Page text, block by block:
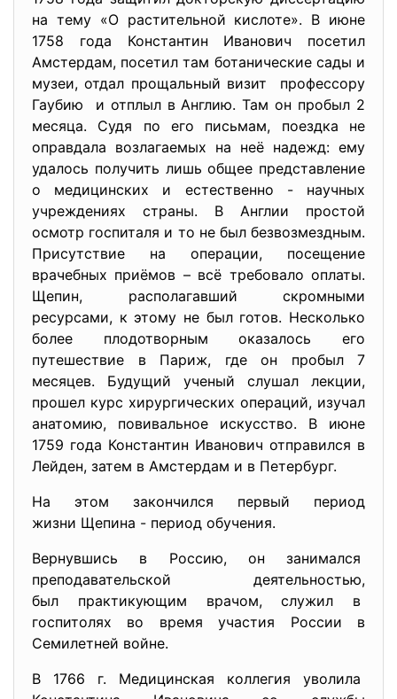
на тему «О растительной кислоте». В июне
1758 года Константин Иванович посетил
Амстердам, посетил там ботанические сады и
музеи, отдал прощальный визит профессору
Гаубию и отплыл в Англию. Там он пробыл 2
месяца. Судя по его письмам, поездка не
оправдала возлагаемых на неё надежд: ему
удалось получить лишь общее представление
о медицинских и естественно - научных
учреждениях страны. В Англии простой
осмотр госпиталя и то не был безвозмездным.
Присутствие на операции, посещение
врачебных приёмов – всё требовало оплаты.
Щепин, располагавший скромными
ресурсами, к этому не был готов. Несколько
более плодотворным оказалось его
путешествие в Париж, где он пробыл 7
месяцев. Будущий ученый слушал лекции,
прошел курс хирургических операций, изучал
анатомию, повивальное искусство. В июне
1759 года Константин Иванович отправился в
Лейден, затем в Амстердам и в Петербург.
На этом закончился первый период
жизни Щепина - период обучения.
Вернувшись в Россию, он занимался
преподавательской деятельностью,
был практикующим врачом, служил в
госпитолях во время участия России в
Семилетней войне.
В 1766 г. Медицинская коллегия уволила